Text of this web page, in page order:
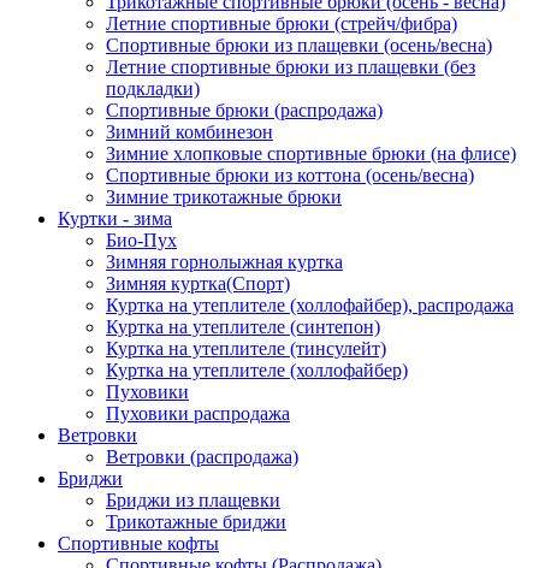
Летние спортивные брюки (стрейч/фибра)
Спортивные брюки из плащевки (осень/весна)
Летние спортивные брюки из плащевки (без
подкладки)
Спортивные брюки (распродажа)
Зимний комбинезон
Зимние хлопковые спортивные брюки (на флисе)
Спортивные брюки из коттона (осень/весна)
Зимние трикотажные брюки
Куртки - зима
Био-Пух
Зимняя горнолыжная куртка
Зимняя куртка(Спорт)
Куртка на утеплителе (холлофайбер), распродажа
Куртка на утеплителе (синтепон)
Куртка на утеплителе (тинсулейт)
Куртка на утеплителе (холлофайбер)
Пуховики
Пуховики распродажа
Ветровки
Ветровки (распродажа)
Бриджи
Бриджи из плащевки
Трикотажные бриджи
Спортивные кофты